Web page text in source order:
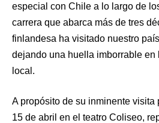
especial con Chile a lo largo de
carrera que abarca más de tres
finlandesa ha visitado nuestro
dejando una huella imborrable en
local.
A propósito de su inminente visita
15 de abril en el teatro Coliseo,